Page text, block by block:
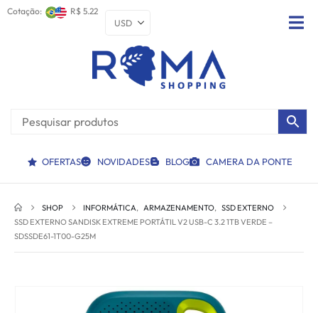
Cotação: R$ 5.22
OFERTAS NOVIDADES BLOG CAMERA DA PONTE
SHOP INFORMÁTICA, ARMAZENAMENTO, SSD EXTERNO
SSD EXTERNO SANDISK EXTREME PORTÁTIL V2 USB-C 3.2 1TB VERDE –
SDSSDE61-1T00-G25M